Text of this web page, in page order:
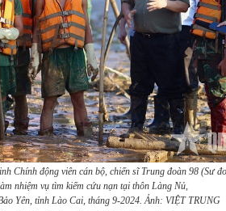
Chính động viên cán bộ, chiến sĩ Trung đoàn 98 (Sư
nhiệm vụ tìm kiếm cứu nạn tại thôn Làng Nủ,
Yên, tỉnh Lào Cai, tháng 9-2024. Ảnh: VIỆT TRUNG